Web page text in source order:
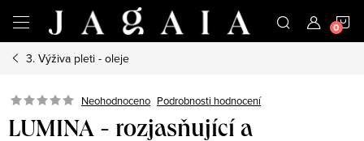
obsah
3. Výživa pleti - oleje
Neohodnoceno Podrobnosti hodnocení
LUMINA - rozjasňující a